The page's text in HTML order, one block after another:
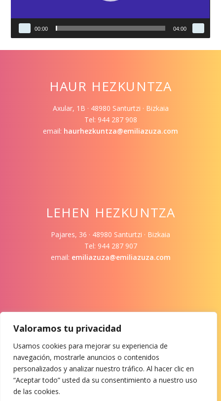
Valoramos tu privacidad
Usamos cookies para mejorar su experiencia de
navegación, mostrarle anuncios o contenidos
personalizados y analizar nuestro tráfico. Al hacer clic en
“Aceptar todo” usted da su consentimiento a nuestro uso
de las cookies.
00:00 04:00
HAUR HEZKUNTZA
Axular, 1B · 48980 Santurtzi · Bizkaia
Tel: 944 287 908
email: haurhezkuntza@emiliazuza.com
LEHEN HEZKUNTZA
Pajares, 36 · 48980 Santurtzi · Bizkaia
Tel: 944 287 907
email: emiliazuza@emiliazuza.com
Ikasleak
Irakasleak
Gurasoak